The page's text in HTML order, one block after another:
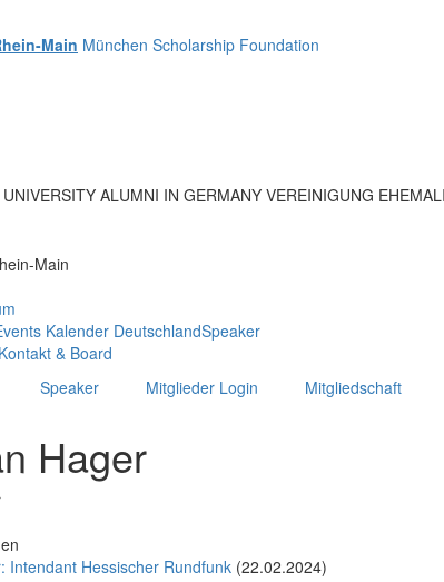
Main München Scholarship Foundation
ALUMNI IN GERMANY VEREINIGUNG
Kalender DeutschlandSpeaker
Kontakt & Board
Speaker Mitglieder Login Mitgliedschaft
Hager
Intendant Hessischer Rundfunk (22.02.2024)